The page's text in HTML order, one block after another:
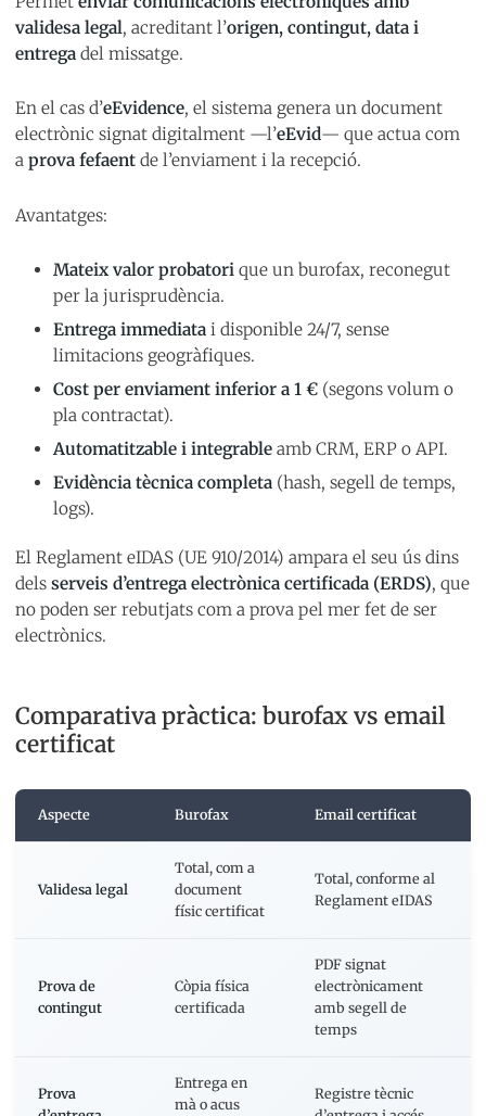
validesa legal, acreditant l’origen, contingut, data i
entrega del missatge.
En el cas d’eEvidence, el sistema genera un document
electrònic signat digitalment —l’eEvid— que actua com
a prova fefaent de l’enviament i la recepció.
Avantatges:
Mateix valor probatori que un burofax, reconegut
per la jurisprudència.
Entrega immediata i disponible 24/7, sense
limitacions geogràfiques.
Cost per enviament inferior a 1 € (segons volum o
pla contractat).
Automatitzable i integrable amb CRM, ERP o API.
Evidència tècnica completa (hash, segell de temps,
logs).
El Reglament eIDAS (UE 910/2014) ampara el seu ús dins
dels serveis d’entrega electrònica certificada (ERDS), que
no poden ser rebutjats com a prova pel mer fet de ser
electrònics.
Comparativa pràctica: burofax vs email
certificat
Aspecte Burofax Email certificat
Validesa legal
Total, com a
document
físic certificat
Total, conforme al
Reglament eIDAS
Prova de
contingut
Còpia física
certificada
PDF signat
electrònicament
amb segell de
temps
Prova
Entrega en
mà o acus
Registre tècnic